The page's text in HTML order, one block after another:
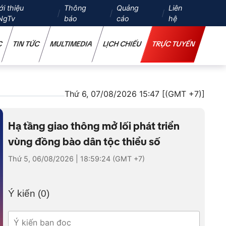
thiệu
Thông
báo
Quảng
cáo
Liên
hệ
TIN TỨC MULTIMEDIA LỊCH CHIẾU TRỰC TUYẾN
Thứ 6, 07/08/2026 15:47 [(GMT +7)]
Hạ tầng giao thông mở lối phát triển
vùng đồng bào dân tộc thiểu số
Thứ 5, 06/08/2026 | 18:59:24 (GMT +7)
Ý kiến (0)